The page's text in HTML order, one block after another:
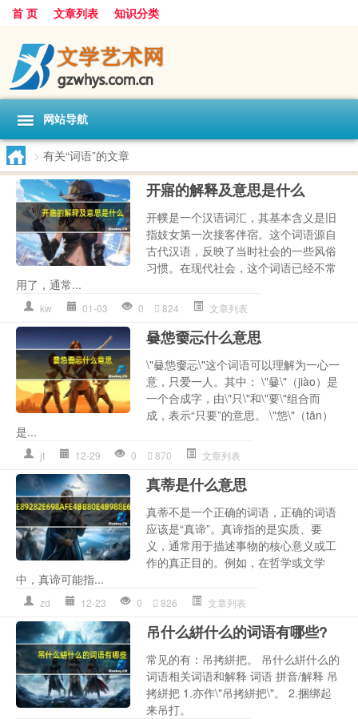
首 页 文章列表 知识分类
网站导航
> 有关“词语”的文章
开寤的解释及意思是什么
开幞是一个汉语词汇，其基本含义是旧
指妓女第一次接客伴宿。这个词语源自
古代汉语，反映了当时社会的一些风俗
习惯。在现代社会，这个词语已经不常
用了，通常...
kw 01-03 0 824 文章列表
嘦怹嫑忈什么意思
\"嘦怹嫑忈\"这个词语可以理解为一心一
意，只爱一人。其中： \"嘦\"（jiào）是
一个合成字，由\"只\"和\"要\"组合而
成，表示“只要”的意思。 \"怹\"（tān）
是...
jt 12-29 0 870 文章列表
真蒂是什么意思
真蒂不是一个正确的词语，正确的词语
应该是“真谛”。真谛指的是实质、要
义，通常用于描述事物的核心意义或工
作的真正目的。例如，在哲学或文学
中，真谛可能指...
zd 12-23 0 826 文章列表
吊什么絣什么的词语有哪些?
常见的有：吊拷絣把。 吊什么絣什么的
词语相关词语和解释 词语 拼音/解释 吊
拷絣把 1.亦作\"吊拷絣把\"。 2.捆绑起
来吊打。